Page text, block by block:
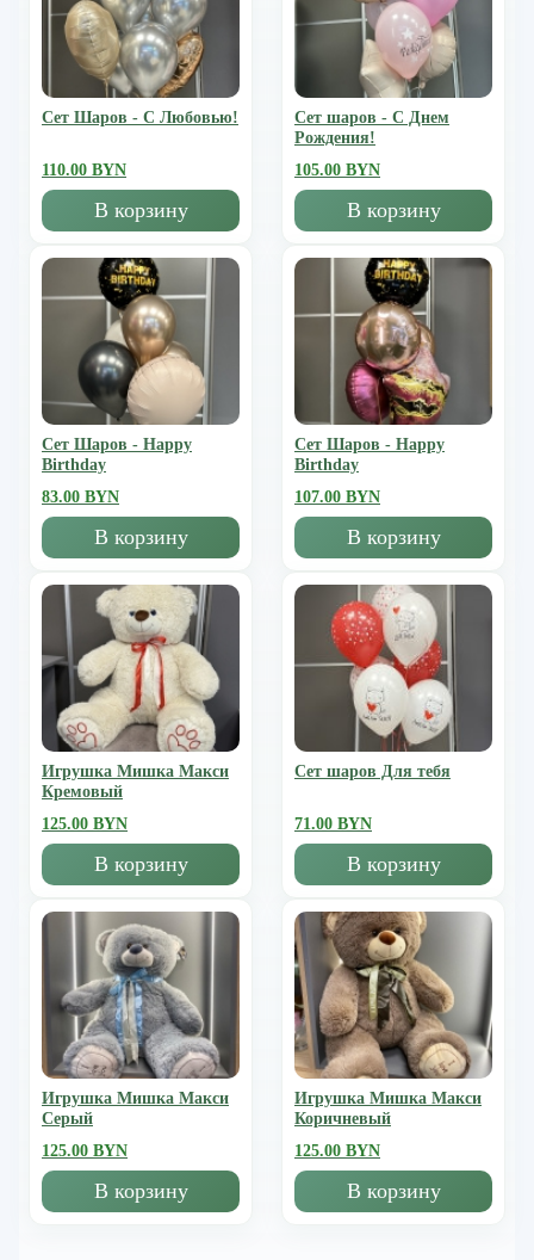
Сет Шаров - С Любовью!
110.00 BYN
В корзину
Сет шаров - С Днем
Рождения!
105.00 BYN
В корзину
Сет Шаров - Happy
Birthday
83.00 BYN
В корзину
Сет Шаров - Happy
Birthday
107.00 BYN
В корзину
Игрушка Мишка Mакси
Кремовый
125.00 BYN
В корзину
Сет шаров Для тебя
71.00 BYN
В корзину
Игрушка Мишка Mакси
Серый
125.00 BYN
В корзину
Игрушка Мишка Mакси
Коричневый
125.00 BYN
В корзину